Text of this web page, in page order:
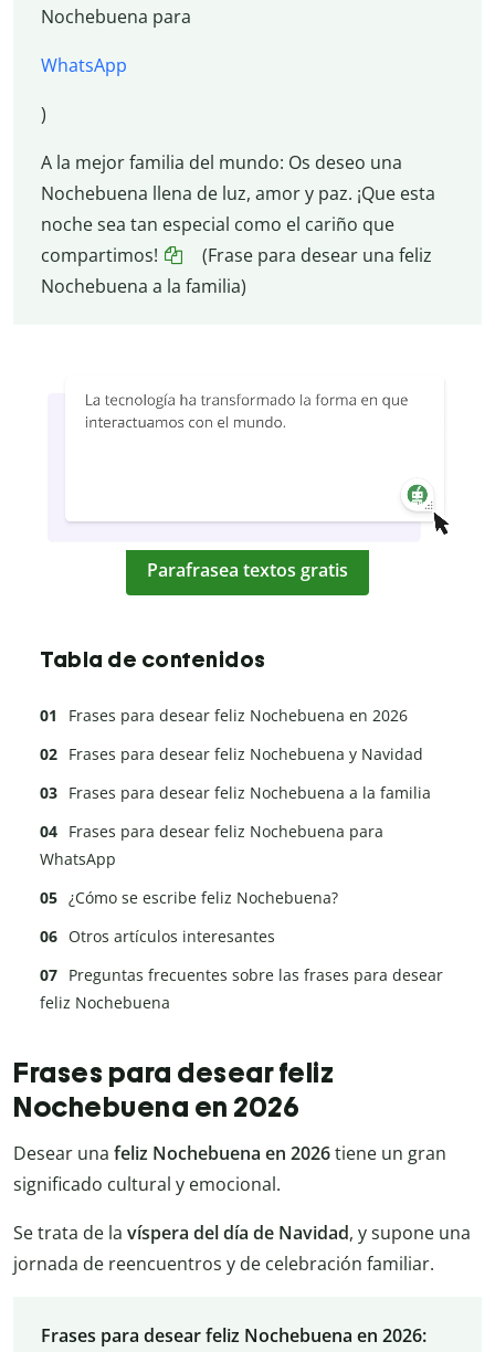
Nochebuena para
WhatsApp
)
A la mejor familia del mundo: Os deseo una
Nochebuena llena de luz, amor y paz. ¡Que esta
noche sea tan especial como el cariño que
compartimos!
(Frase para desear una feliz
Nochebuena a la familia)
Parafrasea textos gratis
Tabla de contenidos
Frases para desear feliz Nochebuena en 2026
Frases para desear feliz Nochebuena y Navidad
Frases para desear feliz Nochebuena a la familia
Frases para desear feliz Nochebuena para
WhatsApp
¿Cómo se escribe feliz Nochebuena?
Otros artículos interesantes
Preguntas frecuentes sobre las frases para desear
feliz Nochebuena
Frases para desear feliz
Nochebuena en 2026
Desear una feliz Nochebuena en 2026tiene un gran
significado cultural y emocional.
Se trata de la víspera del día de Navidad, y supone una
jornada de reencuentros y de celebración familiar.
Frases para desear feliz Nochebuena en 2026: